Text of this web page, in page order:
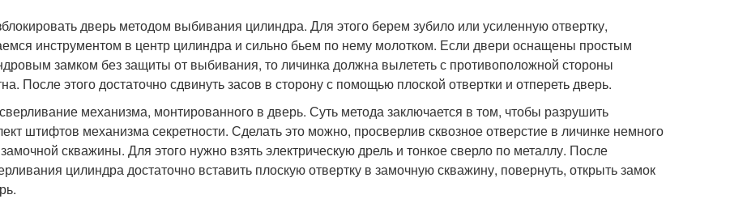
дверь методом выбивания цилиндра. Для этого берем зубило или усиленную отвертку,
инструментом в центр цилиндра и сильно бьем по нему молотком. Если двери оснащены простым
замком без защиты от выбивания, то личинка должна вылететь с противоположной стороны
После этого достаточно сдвинуть засов в сторону с помощью плоской отвертки и отпереть дверь.
механизма, монтированного в дверь. Суть метода заключается в том, чтобы разрушить
штифтов механизма секретности. Сделать это можно, просверлив сквозное отверстие в личинке немного
скважины. Для этого нужно взять электрическую дрель и тонкое сверло по металлу. После
цилиндра достаточно вставить плоскую отвертку в замочную скважину, повернуть, открыть замок